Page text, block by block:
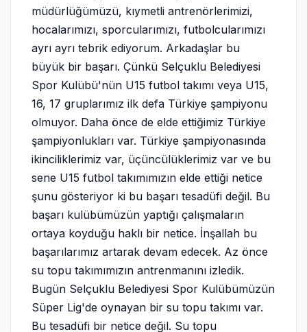
müdürlüğümüzü, kıymetli antrenörlerimizi,
hocalarımızı, sporcularımızı, futbolcularımızı
ayrı ayrı tebrik ediyorum. Arkadaşlar bu
büyük bir başarı. Çünkü Selçuklu Belediyesi
Spor Kulübü'nün U15 futbol takımı veya U15,
16, 17 gruplarımız ilk defa Türkiye şampiyonu
olmuyor. Daha önce de elde ettiğimiz Türkiye
şampiyonlukları var. Türkiye şampiyonasında
ikinciliklerimiz var, üçüncülüklerimiz var ve bu
sene U15 futbol takımımızın elde ettiği netice
şunu gösteriyor ki bu başarı tesadüfi değil. Bu
başarı kulübümüzün yaptığı çalışmaların
ortaya koyduğu haklı bir netice. İnşallah bu
başarılarımız artarak devam edecek. Az önce
su topu takımımızın antrenmanını izledik.
Bugün Selçuklu Belediyesi Spor Kulübümüzün
Süper Lig'de oynayan bir su topu takımı var.
Bu tesadüfi bir netice değil. Su topu